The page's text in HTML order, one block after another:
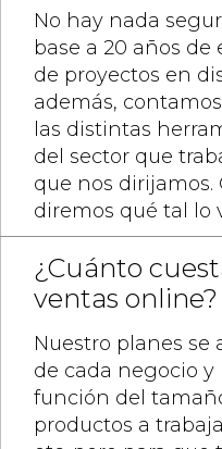
No hay nada
base a 20 años
de proyectos en
además,
las distintas
del sector que
que nos dirijamos.
diremos qué tal lo
¿Cuánto
ventas online?
Nuestro planes se
de cada negocio y
función del
productos a